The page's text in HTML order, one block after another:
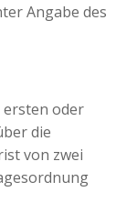
Angabe des
ersten oder
die
von zwei